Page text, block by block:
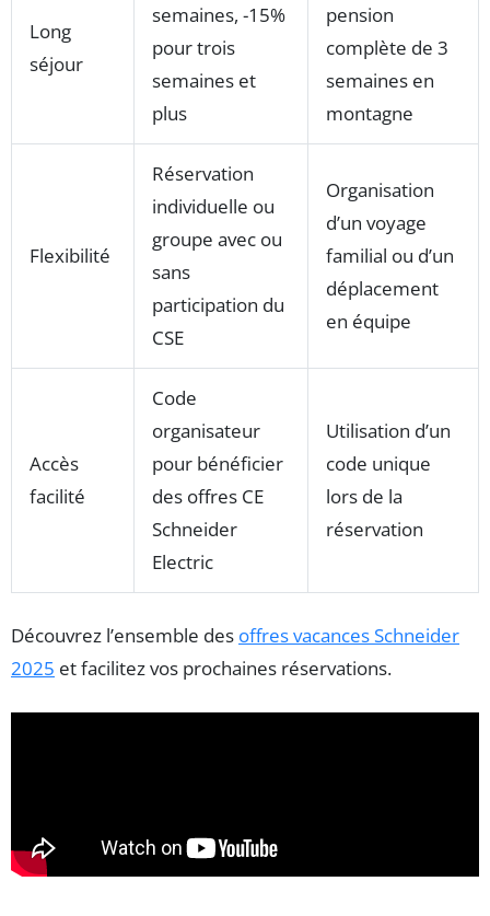
Long
séjour
semaines, -15%
pour trois
semaines et
plus
pension
complète de 3
semaines en
montagne
Flexibilité
Réservation
individuelle ou
groupe avec ou
sans
participation du
CSE
Organisation
d’un voyage
familial ou d’un
déplacement
en équipe
Accès
facilité
Code
organisateur
pour bénéficier
des offres CE
Schneider
Electric
Utilisation d’un
code unique
lors de la
réservation
Découvrez l’ensemble des offres vacances Schneider
2025 et facilitez vos prochaines réservations.